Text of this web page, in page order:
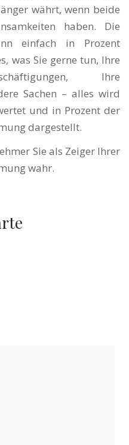
währt, wenn beide
haben. Die
einfach in Prozent
was Sie gerne tun, Ihre
Ihre
Sachen – alles wird
und in Prozent der
dargestellt.
Sie als Zeiger Ihrer
wahr.